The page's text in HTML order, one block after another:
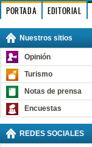
PORTADA EDITORIAL
Nuestros sitios
Opinión
Turismo
Notas de prensa
Encuestas
REDES SOCIALES